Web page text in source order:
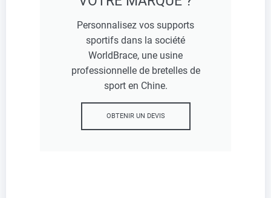
Personnalisez vos supports
sportifs dans la société
WorldBrace, une usine
professionnelle de bretelles de
sport en Chine.
OBTENIR UN DEVIS